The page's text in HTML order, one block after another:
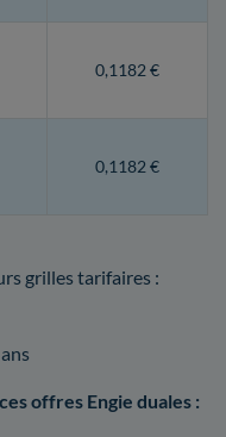
0,1182 €
0,1182 €
grilles tarifaires :
offres Engie duales :